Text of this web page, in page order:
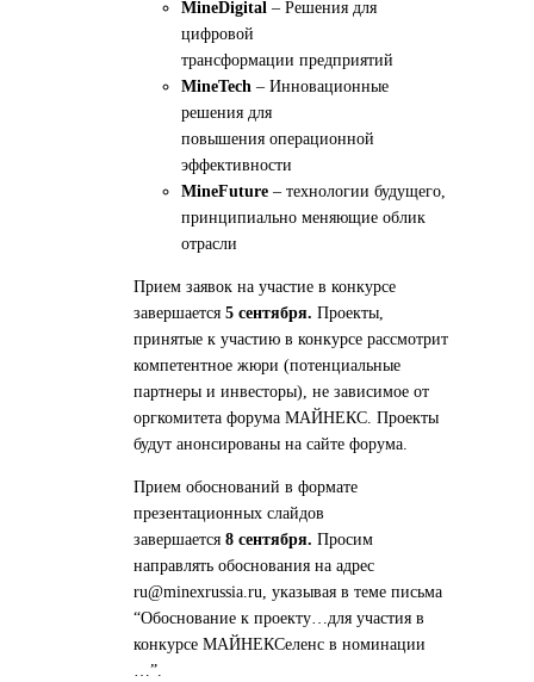
MineDigital – Решения для
цифровой
трансформации предприятий
MineTech – Инновационные
решения для
повышения операционной
эффективности
MineFuture – технологии будущего,
принципиально меняющие облик
отрасли
Прием заявок на участие в конкурсе
завершается 5 сентября. Проекты,
принятые к участию в конкурсе рассмотрит
компетентное жюри (потенциальные
партнеры и инвесторы), не зависимое от
оргкомитета форума МАЙНЕКС. Проекты
будут анонсированы на сайте форума.
Прием обоснований в формате
презентационных слайдов
завершается 8 сентября. Просим
направлять обоснования на адрес
ru@minexrussia.ru, указывая в теме письма
“Обоснование к проекту…для участия в
конкурсе МАЙНЕКСеленс в номинации
…”.